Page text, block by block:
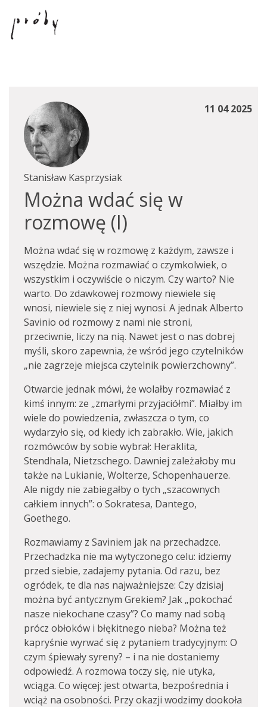
11 04 2025
Stanisław Kasprzysiak
Można wdać się w
rozmowę (I)
Można wdać się w rozmowę z każdym, zawsze i
wszędzie. Można rozmawiać o czymkolwiek, o
wszystkim i oczywiście o niczym. Czy warto? Nie
warto. Do zdawkowej rozmowy niewiele się
wnosi, niewiele się z niej wynosi. A jednak Alberto
Savinio od rozmowy z nami nie stroni,
przeciwnie, liczy na nią. Nawet jest o nas dobrej
myśli, skoro zapewnia, że wśród jego czytelników
„nie zagrzeje miejsca czytelnik powierzchowny”.
Otwarcie jednak mówi, że wolałby rozmawiać z
kimś innym: ze „zmarłymi przyjaciółmi”. Miałby im
wiele do powiedzenia, zwłaszcza o tym, co
wydarzyło się, od kiedy ich zabrakło. Wie, jakich
rozmówców by sobie wybrał: Heraklita,
Stendhala, Nietzschego. Dawniej zależałoby mu
także na Lukianie, Wolterze, Schopenhauerze.
Ale nigdy nie zabiegałby o tych „szacownych
całkiem innych”: o Sokratesa, Dantego,
Goethego.
Rozmawiamy z Saviniem jak na przechadzce.
Przechadzka nie ma wytyczonego celu: idziemy
przed siebie, zadajemy pytania. Od razu, bez
ogródek, te dla nas najważniejsze: Czy dzisiaj
można być antycznym Grekiem? Jak „pokochać
nasze niekochane czasy”? Co mamy nad sobą
prócz obłoków i błękitnego nieba? Można też
kapryśnie wyrwać się z pytaniem tradycyjnym: O
czym śpiewały syreny? – i na nie dostaniemy
odpowiedź. A rozmowa toczy się, nie utyka,
wciąga. Co więcej: jest otwarta, bezpośrednia i
wciąż na osobności. Przy okazji wodzimy dookoła